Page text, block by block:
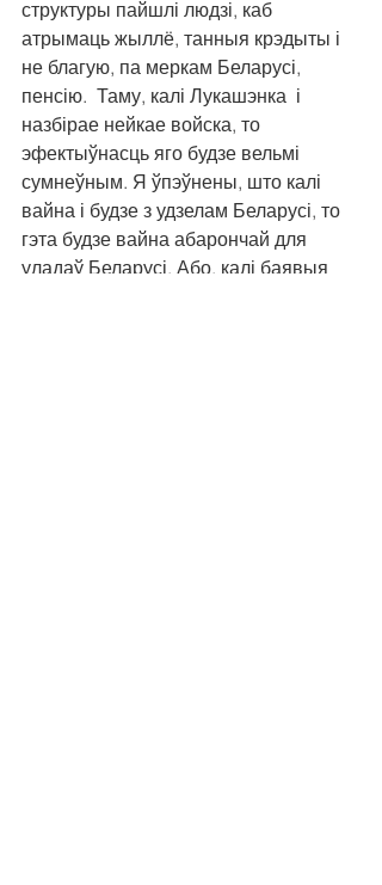
структуры пайшлі людзі, каб
атрымаць жыллё, танныя крэдыты і
не благую, па меркам Беларусі,
пенсію.  Таму, калі Лукашэнка  і
назбірае нейкае войска, то
эфектыўнасць яго будзе вельмі
сумнеўным. Я ўпэўнены, што калі
вайна і будзе з удзелам Беларусі, то
гэта будзе вайна абарончай для
уладаў Беларусі. Або, калі баявыя